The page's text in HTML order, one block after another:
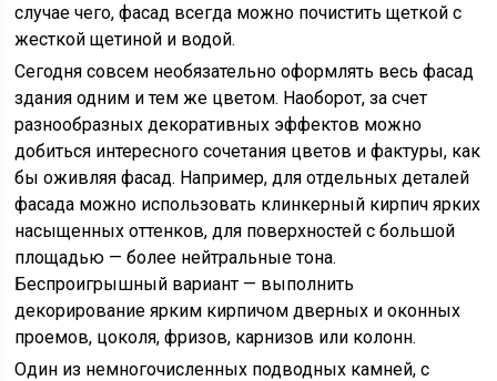
случае чего, фасад всегда можно почистить щеткой с
жесткой щетиной и водой.
Сегодня совсем необязательно оформлять весь фасад
здания одним и тем же цветом. Наоборот, за счет
разнообразных декоративных эффектов можно
добиться интересного сочетания цветов и фактуры, как
бы оживляя фасад. Например, для отдельных деталей
фасада можно использовать клинкерный кирпич ярких
насыщенных оттенков, для поверхностей с большой
площадью — более нейтральные тона.
Беспроигрышный вариант — выполнить
декорирование ярким кирпичом дверных и оконных
проемов, цоколя, фризов, карнизов или колонн.
Один из немногочисленных подводных камней, с